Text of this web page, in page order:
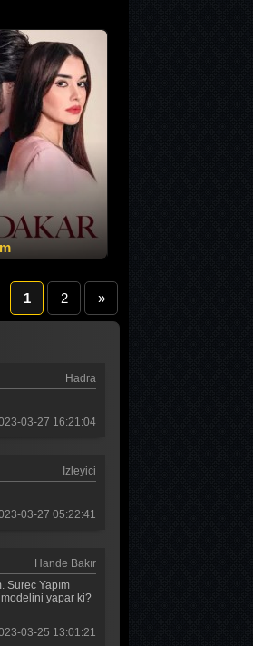
1 2 »
Hadra
03-27 16:21:04
İzleyici
03-27 05:22:41
Hande Bakır
Surec Yapım
modelini yapar ki?
03-25 13:01:21